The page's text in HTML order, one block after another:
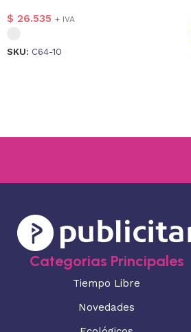
$ 26.535 + IVA
SKU: C64-10
Categorias Principales
Tiempo Libre
Novedades